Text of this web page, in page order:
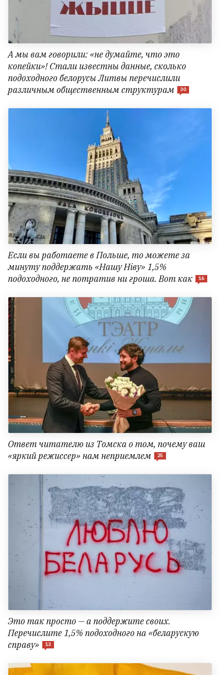
А мы вам говорили: «не думайте, что это
копейки»! Стали известны данные, сколько
подоходного белорусы Литвы перечислили
различным общественным структурам
30
Если вы работаете в Польше, то можете за
минуту поддержать «Нашу Ніву» 1,5%
подоходного, не потратив ни гроша. Вот как
16
Ответ читателю из Томска о том, почему ваш
«яркий режиссер» нам неприемлем
25
Это так просто — а поддержите своих.
Перечислите 1,5% подоходного на «беларускую
справу»
13